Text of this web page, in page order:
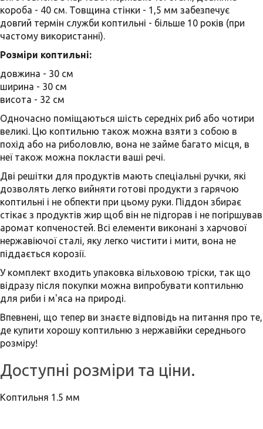
короба - 40 см. Товщина стінки - 1,5 мм забезпечує
довгий термін служби коптильні - більше 10 років (при
частому використанні).
Розміри коптильні:
довжина - 30 см
ширина - 30 см
висота - 32 см
Одночасно поміщаються шість середніх риб або чотири
великі. Цю коптильню також можна взяти з собою в
похід або на риболовлю, вона не займе багато місця, в
неї також можна покласти ваші речі.
Дві решітки для продуктів мають спеціальні ручки, які
дозволять легко вийняти готові продукти з гарячою
коптильні і не обпекти при цьому руки. Піддон збирає
стікає з продуктів жир щоб він не підгорав і не погіршував
аромат копченостей. Всі елементи виконані з харчової
нержавіючої сталі, яку легко чистити і мити, вона не
піддається корозії.
У комплект входить упаковка вільховою тріски, так що
відразу після покупки можна випробувати коптильню
для риби і м'яса на природі.
Впевнені, що тепер ви знаєте відповідь на питання про те,
де купити хорошу коптильню з нержавійки середнього
розміру!
Доступні розміри та ціни.
Коптильня 1.5 мм